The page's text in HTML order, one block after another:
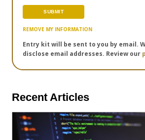
REMOVE MY INFORMATION
Entry kit will be sent to you by email.
disclose email addresses. Review our
Recent Articles